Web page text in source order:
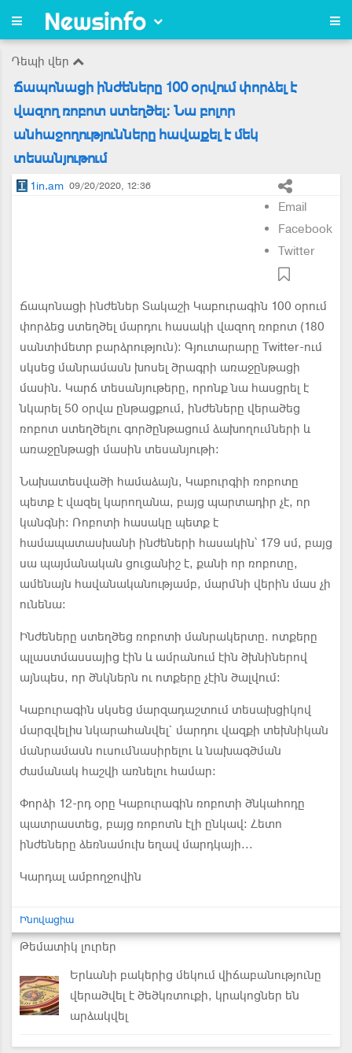
Դեպի վեր
Ճապոնացի ինժեները 100 օրվում փորձել է
վազող ռոբոտ ստեղծել: Նա բոլոր
անհաջողությունները հավաքել է մեկ
տեսանյութում
1in.am 09/20/2020, 12:36
Email
Facebook
Twitter
Ճապոնացի ինժեներ Տակաշի Կաբուրագին 100 օրում
փորձեց ստեղծել մարդու հասակի վազող ռոբոտ (180
սանտիմետր բարձրություն): Գյուտարարը Twitter-ում
սկսեց մանրամասն խոսել ծրագրի առաջընթացի
մասին. Կարճ տեսանյութերը, որոնք նա հասցրել է
նկարել 50 օրվա ընթացքում, ինժեները վերածեց
ռոբոտ ստեղծելու գործընթացում ձախողումների և
առաջընթացի մասին տեսանյութի:
Նախատեսվածի համաձայն, Կաբուրգիի ռոբոտը
պետք է վազել կարողանա, բայց պարտադիր չէ, որ
կանգնի: Ռոբոտի հասակը պետք է
համապատասխանի ինժեների հասակին՝ 179 սմ, բայց
սա պայմանական ցուցանիշ է, քանի որ ռոբոտը,
ամենայն հավանականությամբ, մարմնի վերին մաս չի
ունենա:
Ինժեները ստեղծեց ռոբոտի մանրակերտը. ոտքերը
պլաստմասսայից էին և ամրանում էին ծխնիներով
այնպես, որ ծնկներն ու ոտքերը չէին ծալվում:
Կաբուրագին սկսեց մարզադաշտում տեսախցիկով
մարզվելիս նկարահանվել` մարդու վազքի տեխնիկան
մանրամասն ուսումնասիրելու և նախագծման
ժամանակ հաշվի առնելու համար:
Փորձի 12-րդ օրը Կաբուրագին ռոբոտի ծնկահոդը
պատրաստեց, բայց ռոբոտն էլի ընկավ։ Հետո
ինժեները ձեռնամուխ եղավ մարդկայի...
Կարդալ ամբողջովին
Ինովացիա
Թեմատիկ լուրեր
Երևանի բակերից մեկում վիճաբանությունը
վերածվել է ծեծկռտուքի, կրակոցներ են
արձակվել